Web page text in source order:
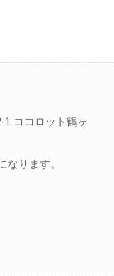
1 ココロット鶴ヶ
なります。